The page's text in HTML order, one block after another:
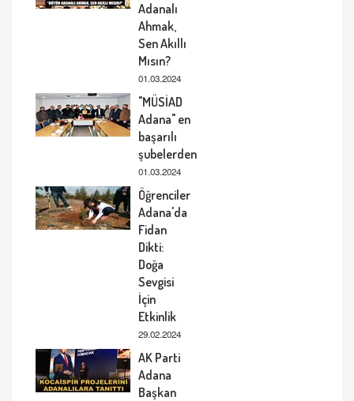
Adanalı
Ahmak,
Sen Akıllı
Mısın?
01.03.2024
"MÜSİAD
Adana" en
başarılı
şubelerden
01.03.2024
Öğrenciler
Adana'da
Fidan
Dikti:
Doğa
Sevgisi
İçin
Etkinlik
29.02.2024
AK Parti
Adana
Başkan